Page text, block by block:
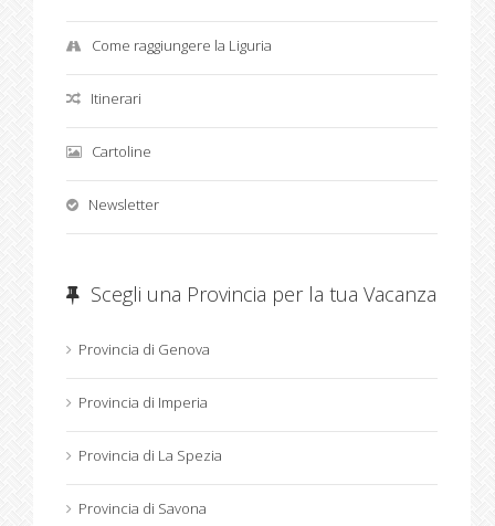
Come raggiungere la Liguria
Itinerari
Cartoline
Newsletter
Scegli una Provincia per la tua Vacanza
Provincia di Genova
Provincia di Imperia
Provincia di La Spezia
Provincia di Savona